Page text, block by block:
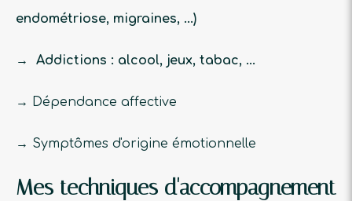
endométriose, migraines, ...)
→ Addictions : alcool, jeux, tabac, ...
→ Dépendance affective
→ Symptômes d'origine émotionnelle
Mes techniques d'accompagnement